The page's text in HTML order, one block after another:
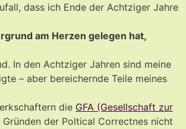
dass ich Ende der Achtziger Jahre
am Herzen gelegen hat,
In den Achtziger Jahren sind meine
– aber bereichernde Teile meines
die GFA (Gesellschaft zur
der Poltical Correctnes nicht